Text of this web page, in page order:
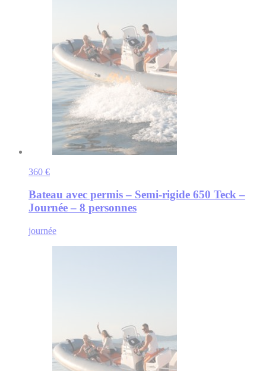
360 €
Bateau avec permis – Semi-rigide 650 Teck –
Journée – 8 personnes
journée